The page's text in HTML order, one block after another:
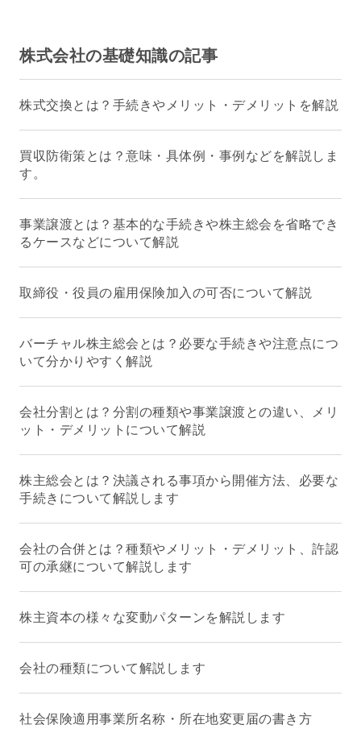
株式会社の基礎知識の記事
株式交換とは？手続きやメリット・デメリットを解説
買収防衛策とは？意味・具体例・事例などを解説しま
す。
事業譲渡とは？基本的な手続きや株主総会を省略でき
るケースなどについて解説
取締役・役員の雇用保険加入の可否について解説
バーチャル株主総会とは？必要な手続きや注意点につ
いて分かりやすく解説
会社分割とは？分割の種類や事業譲渡との違い、メリ
ット・デメリットについて解説
株主総会とは？決議される事項から開催方法、必要な
手続きについて解説します
会社の合併とは？種類やメリット・デメリット、許認
可の承継について解説します
株主資本の様々な変動パターンを解説します
会社の種類について解説します
社会保険適用事業所名称・所在地変更届の書き方